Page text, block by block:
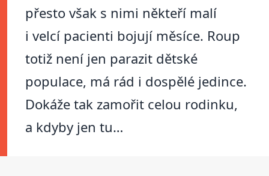
přesto však s nimi někteří malí
i velcí pacienti bojují měsíce. Roup
totiž není jen parazit dětské
populace, má rád i dospělé jedince.
Dokáže tak zamořit celou rodinku,
a kdyby jen tu…